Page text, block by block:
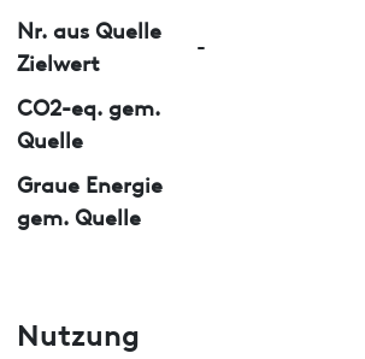
Nr. aus Quelle
Zielwert
-
CO2-eq. gem.
Quelle
Graue Energie
gem. Quelle
Nutzung